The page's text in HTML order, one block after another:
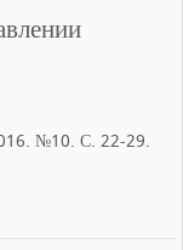
№10. С. 22-29.